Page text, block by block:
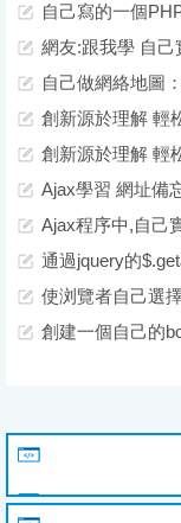
自己寫的一個
網友:跟我學 自己
自己做網絡地圖
創新源於理解 輕
創新源於理解 輕
Ajax學習 網址備
通過jquery的
使浏覽者自己選
創建一個自己的